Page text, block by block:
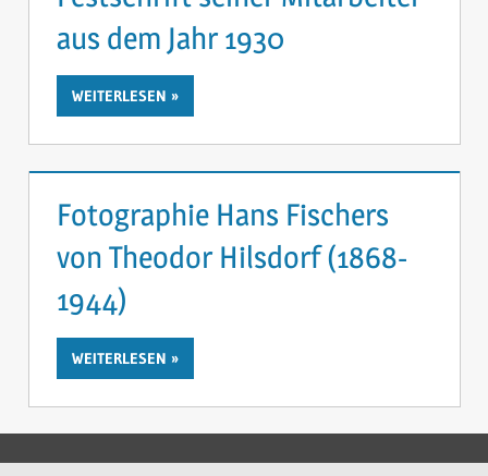
aus dem Jahr 1930
WEITERLESEN
Fotographie Hans Fischers
von Theodor Hilsdorf (1868-
1944)
WEITERLESEN